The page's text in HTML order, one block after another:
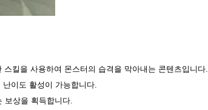
킬을 사용하여 몬스터의 습격을 막아내는 콘텐츠입니다.
이도 활성이 가능합니다.
보상을 획득합니다.